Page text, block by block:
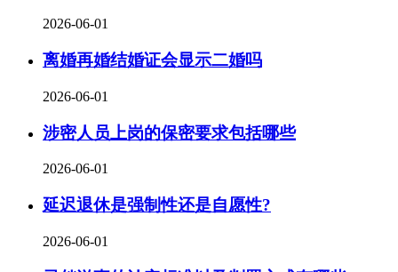
2026-06-01
离婚再婚结婚证会显示二婚吗
2026-06-01
涉密人员上岗的保密要求包括哪些
2026-06-01
延迟退休是强制性还是自愿性?
2026-06-01